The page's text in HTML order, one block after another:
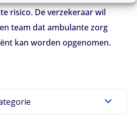
risico. De verzekeraar wil
team dat ambulante zorg
kan worden opgenomen.